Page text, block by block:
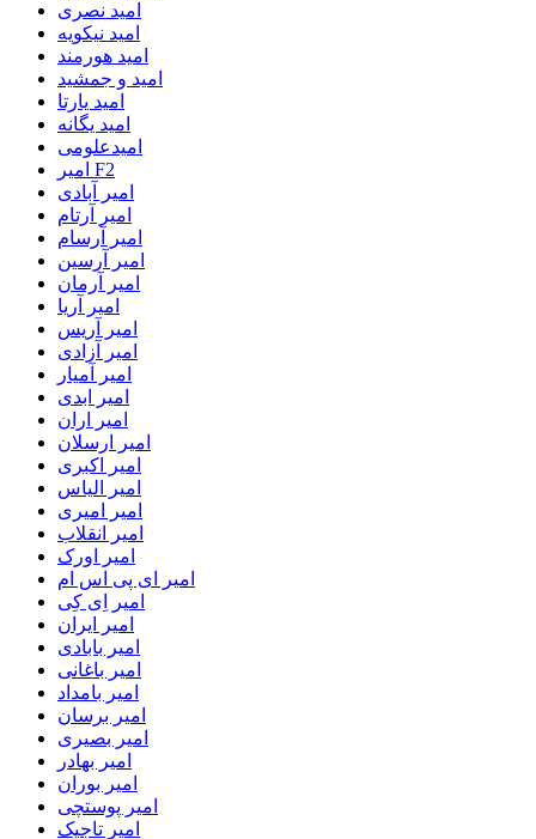
امید نصری
امید نیکویه
امید هورمند
امید و جمشید
امید یارتا
امید یگانه
امیدعلومی
امیر F2
امیر آبادی
امیر آرتام
امیر آرسام
امیر آرسین
امیر آرمان
امیر آریا
امیر آریس
امیر آزادی
امیر آمیار
امیر ابدی
امیر اران
امیر ارسلان
امیر اکبری
امیر الیاس
امیر امیری
امیر انقلاب
امیر اورک
امیر ای پی اس ام
امیر اِی کِی
امیر ایران
امیر بابادی
امیر باغانی
امیر بامداد
امیر برسان
امیر بصیری
امیر بهادر
امیر بوران
امیر پوستچی
امیر تاجیک